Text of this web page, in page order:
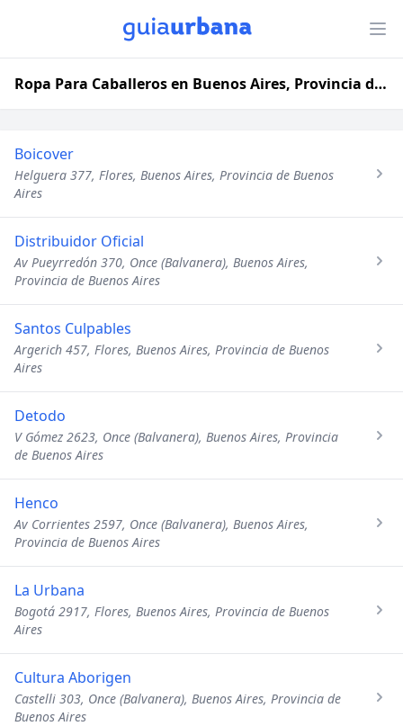
Ropa Para Caballeros en Buenos Aires, Provincia de Buenos Aires
Boicover
Helguera 377, Flores, Buenos Aires, Provincia de Buenos
Aires
Distribuidor Oficial
Av Pueyrredón 370, Once (Balvanera), Buenos Aires,
Provincia de Buenos Aires
Santos Culpables
Argerich 457, Flores, Buenos Aires, Provincia de Buenos
Aires
Detodo
V Gómez 2623, Once (Balvanera), Buenos Aires, Provincia
de Buenos Aires
Henco
Av Corrientes 2597, Once (Balvanera), Buenos Aires,
Provincia de Buenos Aires
La Urbana
Bogotá 2917, Flores, Buenos Aires, Provincia de Buenos
Aires
Cultura Aborigen
Castelli 303, Once (Balvanera), Buenos Aires, Provincia de
Buenos Aires